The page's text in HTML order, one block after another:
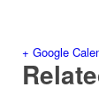
+ Google